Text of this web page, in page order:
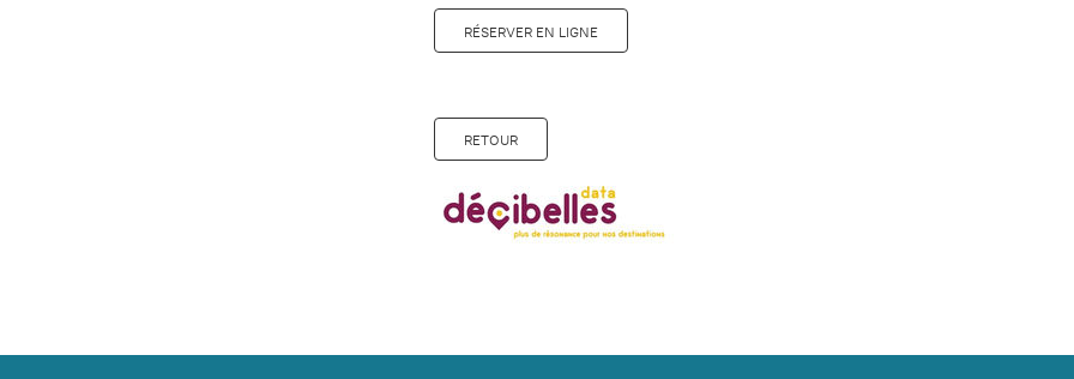
RÉSERVER EN LIGNE
RETOUR